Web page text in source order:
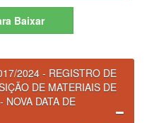
Baixar
2024 - REGISTRO DE
DE MATERIAIS DE
NOVA DATA DE